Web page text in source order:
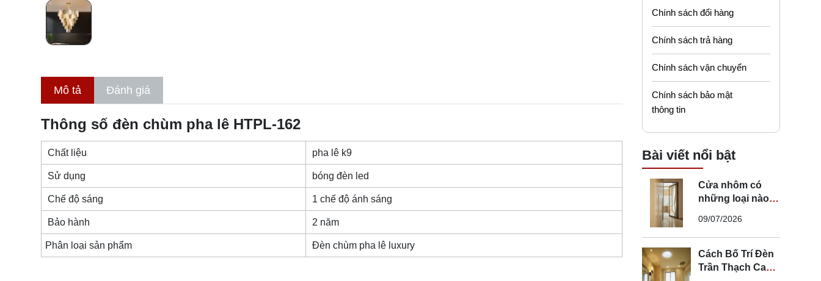
Mô tả Đánh giá
Thông số đèn chùm pha lê HTPL-162
Chất liệu pha lê k9
Sử dụng bóng đèn led
Chế độ sáng 1 chế độ ánh sáng
Bảo hành 2 năm
Phân loại sản phẩm Đèn chùm pha lê luxury
Chính sách đổi hàng
Chính sách trả hàng
Chính sách vận chuyển
Chính sách bảo mật
thông tin
Bài viết nổi bật
Cửa nhôm có
những loại nào?
nhôm phù hợp
09/07/2026
Cách Bố Trí Đèn
Trần Thạch Cao